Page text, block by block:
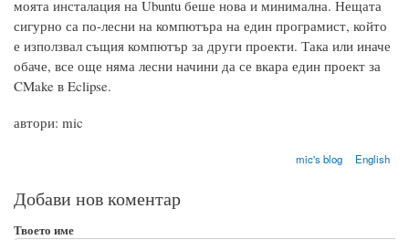
моята инсталация на Ubuntu беше нова и минимална. Нещата
сигурно са по-лесни на компютъра на един програмист, който
е използвал същия компютър за други проекти. Така или иначе
обаче, все още няма лесни начини да се вкара един проект за
CMake в Eclipse.
автори: mic
mic's blog English
Добави нов коментар
Твоето име